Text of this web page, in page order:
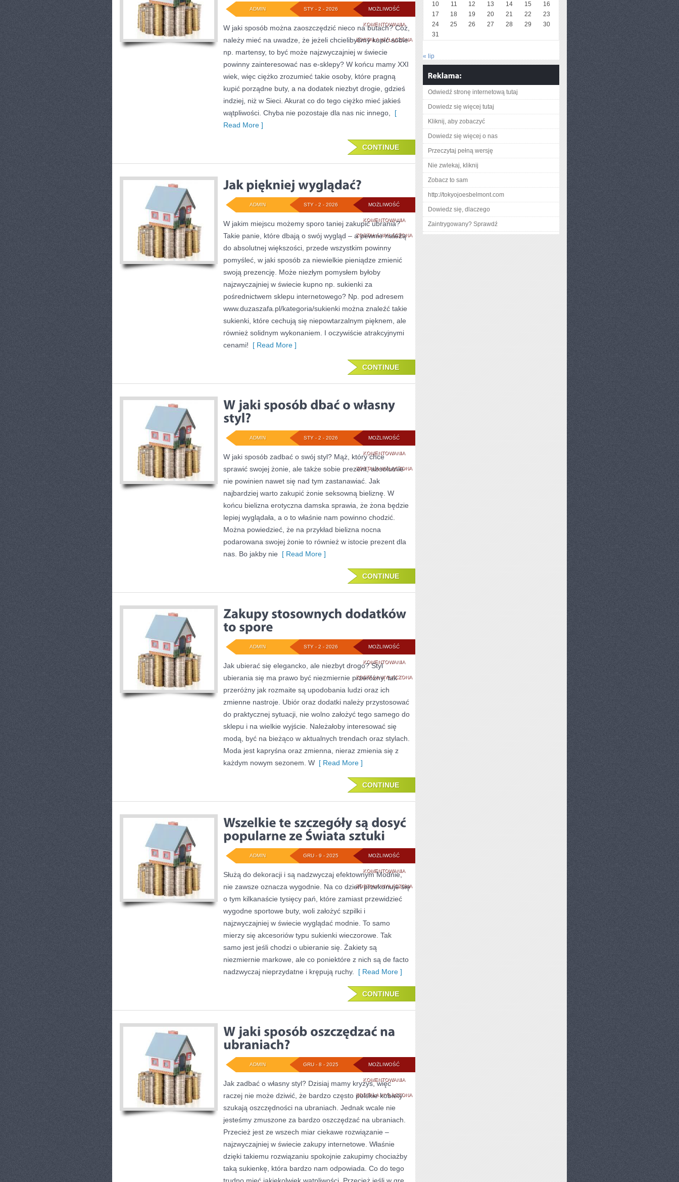
MOŻLIWOŚĆ
KOMENTOWANIAODZIEŻ
DAMSKA
AGATARE,
OFERUJE
NIEZWYKLE
CIEKAWE
KOLEKCJE
ZOSTAŁA WYŁĄCZONA
STY - 2 - 2026
ADMIN
W jaki sposób można zaoszczędzić nieco na butach? Cóż,
należy mieć na uwadze, że jeżeli chcielibyśmy kupić sobie
np. martensy, to być może najzwyczajniej w świecie
powinny zainteresować nas e-sklepy? W końcu mamy XXI
wiek, więc ciężko zrozumieć takie osoby, które pragną
kupić porządne buty, a na dodatek niezbyt drogie, gdzieś
indziej, niż w Sieci. Akurat co do tego ciężko mieć jakieś
wątpliwości. Chyba nie pozostaje dla nas nic innego,
[
Read More ]
CONTINUE
MOŻLIWOŚĆ
KOMENTOWANIAJAK
PIĘKNIEJ
WYGLĄDAĆ?
ZOSTAŁA WYŁĄCZONA
STY - 2 - 2026
ADMIN
W jakim miejscu możemy sporo taniej zakupić ubrania?
Takie panie, które dbają o swój wygląd – a pewnie należą
do absolutnej większości, przede wszystkim powinny
pomyśleć, w jaki sposób za niewielkie pieniądze zmienić
swoją prezencję. Może niezłym pomysłem byłoby
najzwyczajniej w świecie kupno np. sukienki za
pośrednictwem sklepu internetowego? Np. pod adresem
www.duzaszafa.pl/kategoria/sukienki można znaleźć takie
sukienki, które cechują się niepowtarzalnym pięknem, ale
również solidnym wykonaniem. I oczywiście atrakcyjnymi
cenami! [ Read More ]
CONTINUE
MOŻLIWOŚĆ
KOMENTOWANIAW
JAKI
SPOSÓB
DBAĆ
WŁASNY
STYL?
ZOSTAŁA WYŁĄCZONA
STY - 2 - 2026
ADMIN
W jaki sposób zadbać o swój styl? Mąż, który chce
sprawić swojej żonie, ale także sobie prezent, absolutnie
nie powinien nawet się nad tym zastanawiać. Jak
najbardziej warto zakupić żonie seksowną bieliznę. W
końcu bielizna erotyczna damska sprawia, że żona będzie
lepiej wyglądała, a o to właśnie nam powinno chodzić.
Można powiedzieć, że na przykład bielizna nocna
podarowana swojej żonie to również w istocie prezent dla
nas. Bo jakby nie [ Read More ]
CONTINUE
MOŻLIWOŚĆ
KOMENTOWANIAZAKUPY
STOSOWNYCH
DODATKÓW
SPORE
ZOSTAŁA WYŁĄCZONA
STY - 2 - 2026
ADMIN
Jak ubierać się elegancko, ale niezbyt drogo? Styl
ubierania się ma prawo być niezmiernie przeróżny, tak
przeróżny jak rozmaite są upodobania ludzi oraz ich
zmienne nastroje. Ubiór oraz dodatki należy przystosować
do praktycznej sytuacji, nie wolno założyć tego samego do
sklepu i na wielkie wyjście. Należałoby interesować się
modą, być na bieżąco w aktualnych trendach oraz stylach.
Moda jest kapryśna oraz zmienna, nieraz zmienia się z
każdym nowym sezonem. W [ Read More ]
CONTINUE
MOŻLIWOŚĆ
KOMENTOWANIAWSZELKIE
TE
SZCZEGÓŁY
DOSYĆ
POPULARNE
ZE
ŚWIATA
SZTUKI
ZOSTAŁA WYŁĄCZONA
GRU - 9 - 2025
ADMIN
Służą do dekoracji i są nadzwyczaj efektownym Modnie,
nie zawsze oznacza wygodnie. Na co dzień przekonuje się
o tym kilkanaście tysięcy pań, które zamiast przewidzieć
wygodne sportowe buty, woli założyć szpilki i
najzwyczajniej w świecie wyglądać modnie. To samo
mierzy się akcesoriów typu sukienki wieczorowe. Tak
samo jest jeśli chodzi o ubieranie się. Żakiety są
niezmiernie markowe, ale co poniektóre z nich są de facto
nadzwyczaj nieprzydatne i krępują ruchy.
[ Read More ]
CONTINUE
MOŻLIWOŚĆ
KOMENTOWANIAW
JAKI
SPOSÓB
OSZCZĘDZAĆ
UBRANIACH?
ZOSTAŁA WYŁĄCZONA
GRU - 8 - 2025
ADMIN
Jak zadbać o własny styl? Dzisiaj mamy kryzys, więc
raczej nie może dziwić, że bardzo często polskie kobiety
szukają oszczędności na ubraniach. Jednak wcale nie
jesteśmy zmuszone za bardzo oszczędzać na ubraniach.
Przecież jest ze wszech miar ciekawe rozwiązanie –
najzwyczajniej w świecie zakupy internetowe. Właśnie
dzięki takiemu rozwiązaniu spokojnie zakupimy chociażby
taką sukienkę, która bardzo nam odpowiada. Co do tego
10
11 12 13 14 15
16
17
18 19 20 21 22
23
24
25 26 27 28 29
30
31
« lip
Odwiedź stronę internetową tutaj
Dowiedz się więcej tutaj
Kliknij, aby zobaczyć
Dowiedz się więcej o nas
Przeczytaj pełną wersję
Nie zwlekaj, kliknij
Zobacz to sam
http://tokyojoesbelmont.com
Dowiedz się, dlaczego
Zaintrygowany? Sprawdź